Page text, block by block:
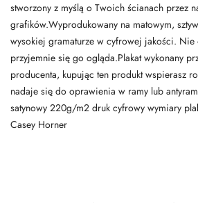
stworzony z myślą o Twoich ścianach przez
grafików.Wyprodukowany na matowym,
wysokiej gramaturze w cyfrowej jakości. Nie
przyjemnie się go ogląda.Plakat wykonany
producenta, kupując ten produkt wspierasz
nadaje się do oprawienia w ramy lub
satynowy 220g/m2 druk cyfrowy wymiary
Casey Horner